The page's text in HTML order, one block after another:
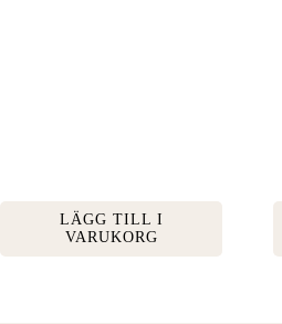
LÄGG TILL I
VARUKORG